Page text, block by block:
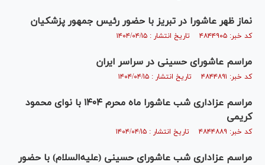
نماز ظهر عاشورا در تبریز با حضور رئیس جمهور پزشکیان
کد خبر: ۴۸۴۴۹۰۵ تاریخ انتشار : ۱۴۰۴/۰۴/۱۵
مراسم عاشورای حسینی در سراسر ایران
کد خبر: ۴۸۴۴۸۹۱ تاریخ انتشار : ۱۴۰۴/۰۴/۱۵
مراسم عزاداری شب عاشورا ماه محرم ۱۴۰۴ با نوای محمود
کریمی
کد خبر: ۴۸۴۴۸۸۹ تاریخ انتشار : ۱۴۰۴/۰۴/۱۵
مراسم عزاداری شب عاشورای حسینی (علیه‌السلام) با حضور